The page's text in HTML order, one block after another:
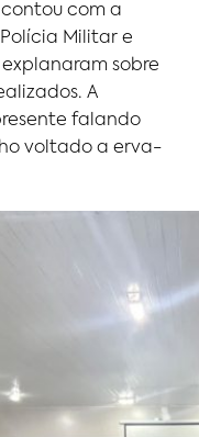
com a
Militar e
sobre
A
falando
voltado a erva-